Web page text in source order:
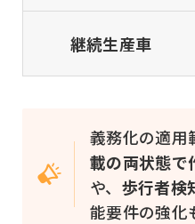
継続生産車
義務化の適用
載の両状態で
や、 歩行者検
能要件の強化